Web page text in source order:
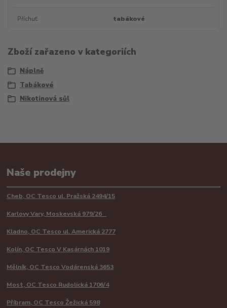
Příchuť tabákové
Zboží zařazeno v kategoriích
Náplně
Tabákové
Nikotinová sůl
Naše prodejny
Cheb, OC Tesco ul. Pražská 2494/15
Karlovy Vary, Moskevská 979/26
Kladno, OC Tesco ul. Americká 2777
Kolín, OC Tesco V Kasárnách 1019
Mělník, OC Tesco Vodárenská 3653
Most, OC Tesco Rudolická 1706/4
Příbram, OC Tesco Žežická 598